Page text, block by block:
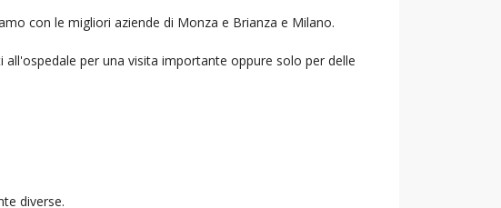
con le migliori aziende di Monza e Brianza e Milano.
per una visita importante oppure solo per delle
diverse.